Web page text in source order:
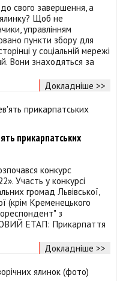
свого завершення, а
Щоб не
управлінням
пункти збору для
у соціальній мережі
Вони знаходяться за
Докладніше >>
прикарпатських
конкурс
Участь у конкурсі
громад Львівської,
(крім Кременецького
з
ЕТАП: Прикарпаття
Докладніше >>